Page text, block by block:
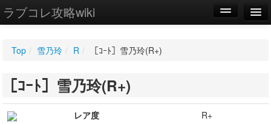
ラブコレ攻略wiki
WIKI
設定
Top / 雪乃玲 / R / ［ｺｰﾄ］雪乃玲(R+)
［ｺｰﾄ］雪乃玲(R+)
レア度
R+